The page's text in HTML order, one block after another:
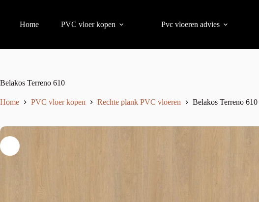
Home PVC vloer kopen Pvc vloeren advies
Belakos Terreno 610
Home PVC vloer kopen Rechte plank PVC vloeren Belakos Terreno 610